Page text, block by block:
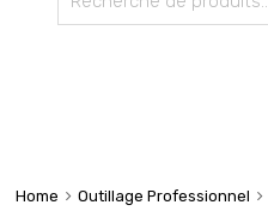
Home Outillage Professionnel